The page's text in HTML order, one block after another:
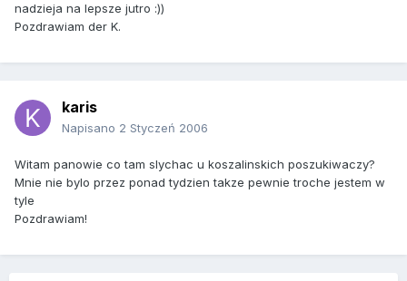
nadzieja na lepsze jutro :))
Pozdrawiam der K.
karis
Napisano 2 Styczeń 2006
Witam panowie co tam slychac u koszalinskich poszukiwaczy?
Mnie nie bylo przez ponad tydzien takze pewnie troche jestem w
tyle
Pozdrawiam!